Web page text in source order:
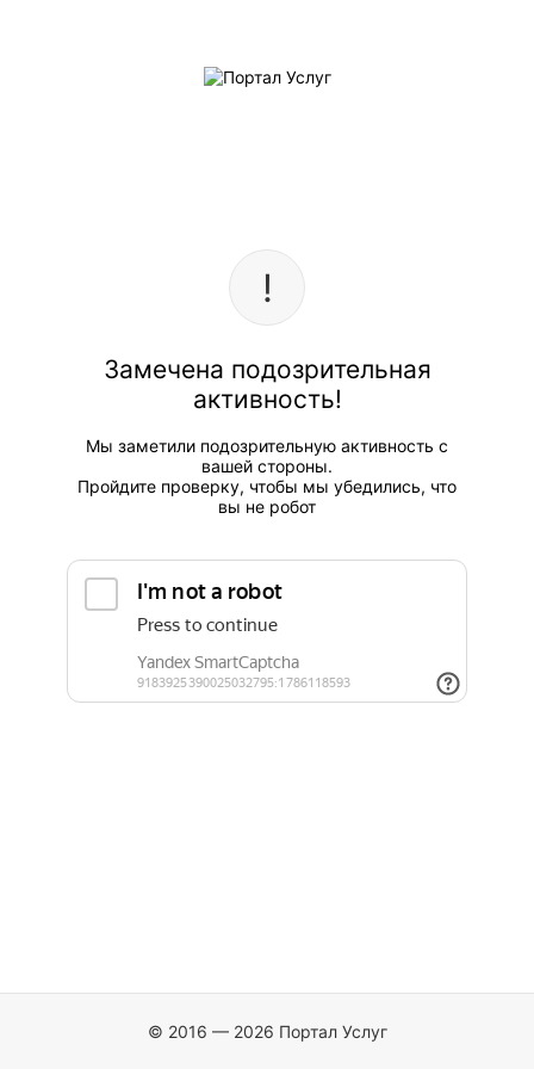
Замечена подозрительная
активность!
Мы заметили подозрительную активность с
вашей стороны.
Пройдите проверку, чтобы мы убедились, что
вы не робот
© 2016 — 2026 Портал Услуг